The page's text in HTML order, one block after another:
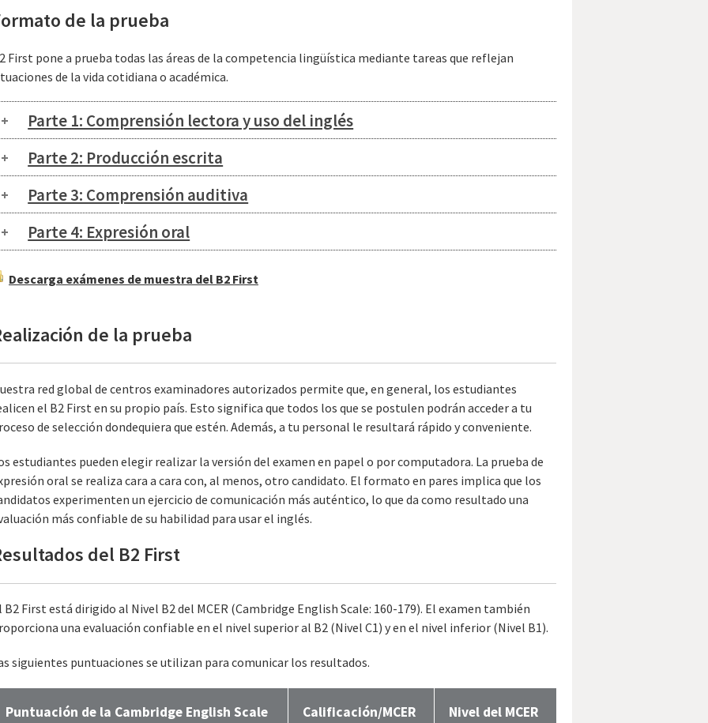
de la prueba
First pone a prueba todas las áreas de la competencia lingüística mediante tareas que reflejan
de la vida cotidiana o académica.
Parte 1: Comprensión lectora y uso del inglés
Parte 2: Producción escrita
Parte 3: Comprensión auditiva
Parte 4: Expresión oral
Descarga exámenes de muestra del B2 First
de la prueba
red global de centros examinadores autorizados permite que, en general, los estudiantes
el B2 First en su propio país. Esto significa que todos los que se postulen podrán acceder a tu
de selección dondequiera que estén. Además, a tu personal le resultará rápido y conveniente.
estudiantes pueden elegir realizar la versión del examen en papel o por computadora. La prueba de
oral se realiza cara a cara con, al menos, otro candidato. El formato en pares implica que los
experimenten un ejercicio de comunicación más auténtico, lo que da como resultado una
más confiable de su habilidad para usar el inglés.
del B2 First
B2 First está dirigido al Nivel B2 del MCER (Cambridge English Scale: 160-179). El examen también
una evaluación confiable en el nivel superior al B2 (Nivel C1) y en el nivel inferior (Nivel B1).
siguientes puntuaciones se utilizan para comunicar los resultados.
Puntuación de la Cambridge English Scale Calificación/MCER Nivel del MCER